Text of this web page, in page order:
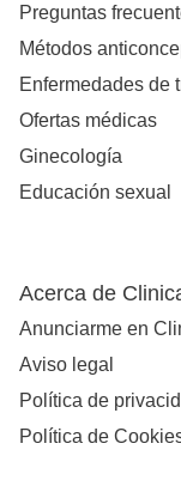
Preguntas
Métodos
Enfermedades de
Ofertas médicas
Ginecología
Educación sexual
Acerca de
Anunciarme en
Aviso legal
Política de
Política de